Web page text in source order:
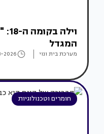
המגדל
מערכת בית ונוי 2026
חומרים וטכנולוגיות